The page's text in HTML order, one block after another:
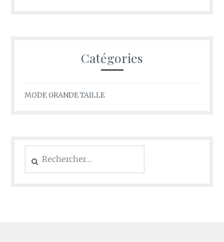
Catégories
MODE GRANDE TAILLE